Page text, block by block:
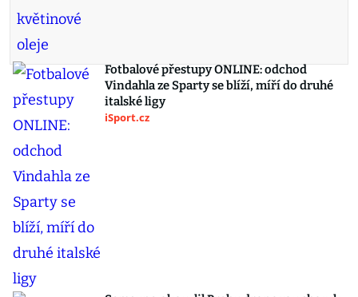
Fotbalové přestupy ONLINE: odchod
Vindahla ze Sparty se blíží, míří do druhé
italské ligy
iSport.cz